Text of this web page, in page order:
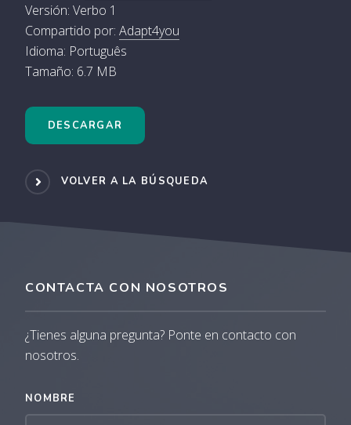
Versión: Verbo 1
Compartido por: Adapt4you
Idioma: Português
Tamaño: 6.7 MB
DESCARGAR
VOLVER A LA BÚSQUEDA
CONTACTA CON NOSOTROS
¿Tienes alguna pregunta? Ponte en contacto con
nosotros.
NOMBRE